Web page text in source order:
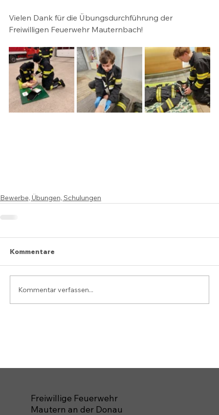
Vielen Dank für die Übungsdurchführung der
Freiwilligen Feuerwehr Mauternbach!
Bewerbe, Übungen, Schulungen
Kommentare
Kommentar verfassen...
Freiwillige Feuerwehr
Mautern an der Donau